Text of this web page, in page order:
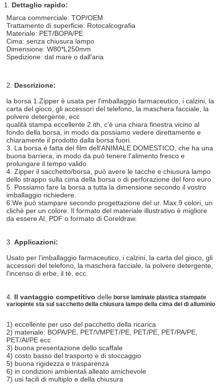
1. Dettaglio rapido:
Marca commerciale: TOP/OEM
Trattamento di superficie: Rotocalcografia
Materiale: PET/BOPA/PE
Cima: senza chiusura lampo
Dimensione: W80*L250mm
Spedizione: dal mare o dall'aria
2. Descrizione:
la borsa 1.Zipper è usata per l'imballaggio farmaceutico, i calzini, la
carta del gioco, gli accessori del telefono, la maschera facciale, la
polvere detergente, ecc
qualità stampa eccellente 2.ith, c'è una chiara finestra vicino al
fondo della borsa, in modo da possiamo vedere direttamente e
chiaramente il prodotto dalla borsa fuori.
3. La borsa è fatta del film dell'ANIMALE DOMESTICO, che ha una
buona barriera, in modo da può tenere l'alimento fresco e
prolungare il tempo valido.
4. Zipper il sacchetto/borsa, può avere le tacche e chiusura lampo
dello strappo sulla cima della borsa o di perforazione del foro euro.
5. Possiamo fare la borsa a tutta la dimensione secondo il vostro
imballaggio richiedere.
6.We può stampare secondo progettazione del ur. Max.9 colori, un
clichè per un colore. Il formato del materiale illustrativo è migliore
da essere AI, PDF o formato di Coreldraw.
3. Applicazioni:
Usato per l'imballaggio farmaceutico, i calzini, la carta del gioco, gli
accessori del telefono, la maschera facciale, la polvere detergente,
l'incenso di erbe, il tè, ecc.
4. Il vantaggio competitivo delle borse laminate plastica stampate
variopinte sta sul sacchetto della chiusura lampo della cima del di alluminio
1) eccellente per uso del pacchetto della ricarica
2) materiale: BOPA/PE, PET/VMPET/PE, PET/PE, PET/PA/PE,
PET/Al/PE ecc
3) buona presentazione dello scaffale
4) costo basso del trasporto e di stoccaggio
5) buona rigidezza e trasparenza
6) in condizioni ambientali alleato amichevole
7) usi facili di multiplo e della chiusura